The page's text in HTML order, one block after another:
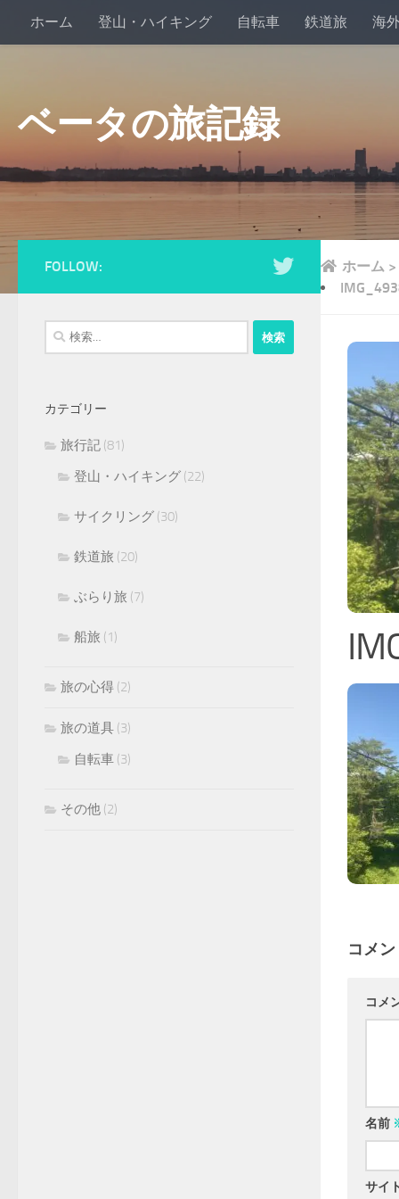
ホーム 登山・ハイキング 自転車 鉄道旅 海
ベータの旅記録
ホーム >
コメ
コメ
名前
サイ
FOLLOW:
検
索:
カテゴリー
旅行記 (81)
登山・ハイキング (22)
サイクリング (30)
鉄道旅 (20)
ぶらり旅 (7)
船旅 (1)
旅の心得 (2)
旅の道具 (3)
自転車 (3)
その他 (2)